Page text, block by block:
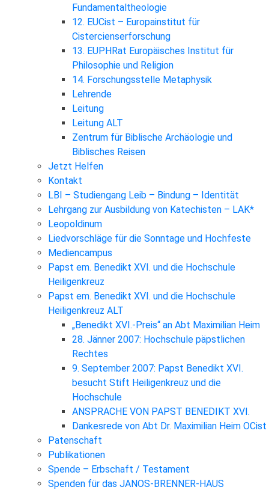
Fundamentaltheologie
12. EUCist – Europainstitut für
Cistercienserforschung
13. EUPHRat Europäisches Institut für
Philosophie und Religion
14. Forschungsstelle Metaphysik
Lehrende
Leitung
Leitung ALT
Zentrum für Biblische Archäologie und
Biblisches Reisen
Jetzt Helfen
Kontakt
LBI – Studiengang Leib – Bindung – Identität
Lehrgang zur Ausbildung von Katechisten – LAK*
Leopoldinum
Liedvorschläge für die Sonntage und Hochfeste
Mediencampus
Papst em. Benedikt XVI. und die Hochschule
Heiligenkreuz
Papst em. Benedikt XVI. und die Hochschule
Heiligenkreuz ALT
„Benedikt XVI.-Preis“ an Abt Maximilian Heim
28. Jänner 2007: Hochschule päpstlichen
Rechtes
9. September 2007: Papst Benedikt XVI.
besucht Stift Heiligenkreuz und die
Hochschule
ANSPRACHE VON PAPST BENEDIKT XVI.
Dankesrede von Abt Dr. Maximilian Heim OCist
Patenschaft
Publikationen
Spende – Erbschaft / Testament
Spenden für das JANOS-BRENNER-HAUS